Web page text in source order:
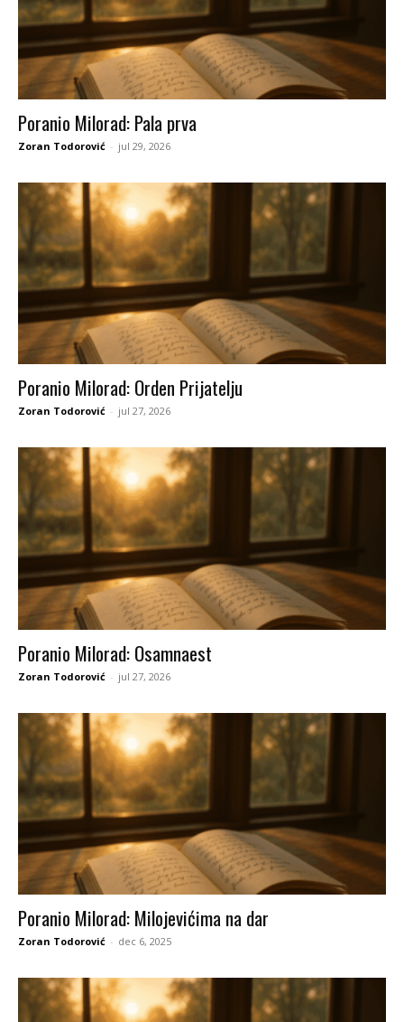
Poranio Milorad: Pala prva
Zoran Todorović - jul 29, 2026
Poranio Milorad: Orden Prijatelju
Zoran Todorović - jul 27, 2026
Poranio Milorad: Osamnaest
Zoran Todorović - jul 27, 2026
Poranio Milorad: Milojevićima na dar
Zoran Todorović - dec 6, 2025